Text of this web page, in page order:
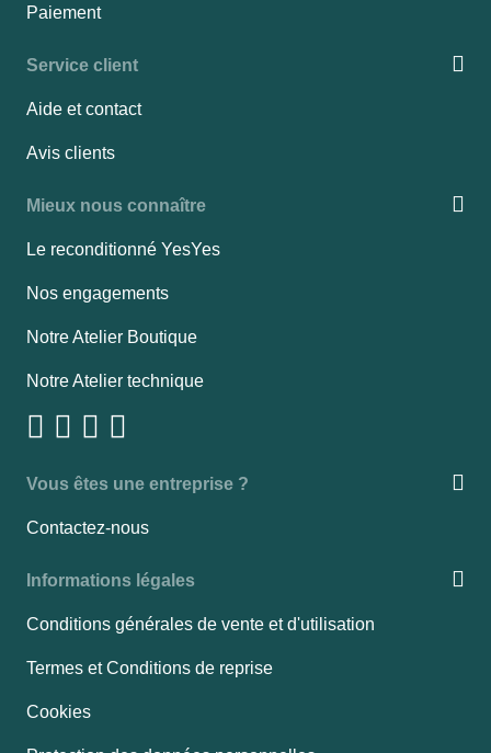
Paiement
Service client
Aide et contact
Avis clients
Mieux nous connaître
Le reconditionné YesYes
Nos engagements
Notre Atelier Boutique
Notre Atelier technique
Vous êtes une entreprise ?
Contactez-nous
Informations légales
Conditions générales de vente et d'utilisation
Termes et Conditions de reprise
Cookies